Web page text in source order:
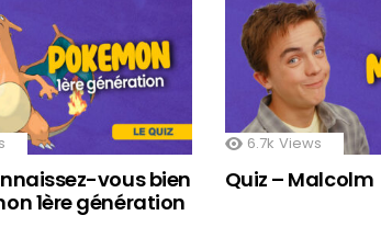
vous bien
1ère génération
6.7k Views
Quiz – Malcolm